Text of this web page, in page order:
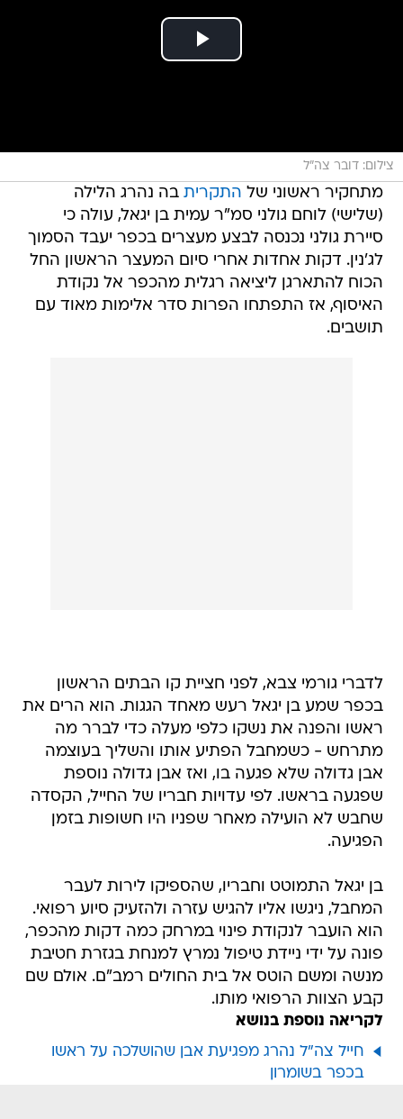
צילום: דובר צה"ל
מתחקיר ראשוני של התקרית בה נהרג הלילה
(שלישי) לוחם גולני סמ"ר עמית בן יגאל, עולה כי
סיירת גולני נכנסה לבצע מעצרים בכפר יעבד הסמוך
לג'נין. דקות אחדות אחרי סיום המעצר הראשון החל
הכוח להתארגן ליציאה רגלית מהכפר אל נקודת
האיסוף, אז התפתחו הפרות סדר אלימות מאוד עם
תושבים.
לדברי גורמי צבא, לפני חציית קו הבתים הראשון
בכפר שמע בן יגאל רעש מאחד הגגות. הוא הרים את
ראשו והפנה את נשקו כלפי מעלה כדי לברר מה
מתרחש - כשמחבל הפתיע אותו והשליך בעוצמה
אבן גדולה שלא פגעה בו, ואז אבן גדולה נוספת
שפגעה בראשו. לפי עדויות חבריו של החייל, הקסדה
שחבש לא הועילה מאחר שפניו היו חשופות בזמן
הפגיעה.
בן יגאל התמוטט וחבריו, שהספיקו לירות לעבר
המחבל, ניגשו אליו להגיש עזרה ולהזעיק סיוע רפואי.
הוא הועבר לנקודת פינוי במרחק כמה דקות מהכפר,
פונה על ידי ניידת טיפול נמרץ למנחת בגזרת חטיבת
מנשה ומשם הוטס אל בית החולים רמב"ם. אולם שם
קבע הצוות הרפואי מותו.
לקריאה נוספת בנושא
חייל צה"ל נהרג מפגיעת אבן שהושלכה על ראשו
בכפר בשומרון